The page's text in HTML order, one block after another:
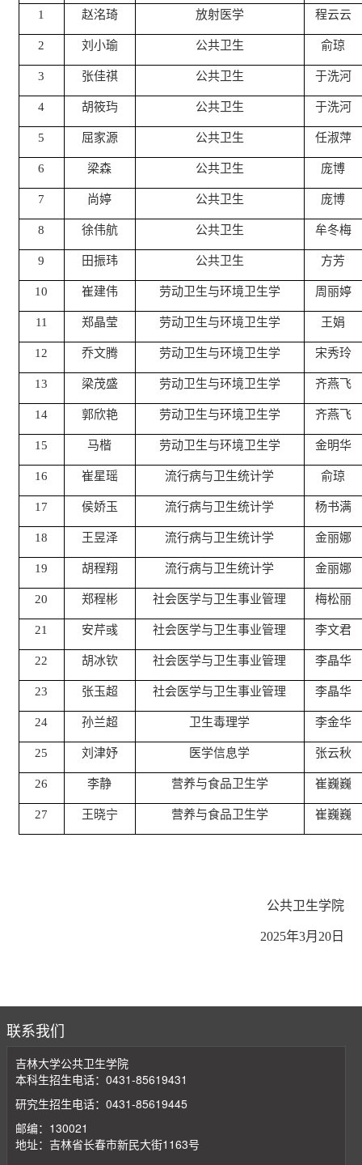
1 赵洺琦 放射医学 程云云
2 刘小瑜 公共卫生 俞琼
3 张佳祺 公共卫生 于洗河
4 胡筱玙 公共卫生 于洗河
5 屈家源 公共卫生 任淑萍
6 梁森 公共卫生 庞博
7 尚婷 公共卫生 庞博
8 徐伟航 公共卫生 牟冬梅
9 田振玮 公共卫生 方芳
10 崔建伟 劳动卫生与环境卫生学 周丽婷
11 郑晶莹 劳动卫生与环境卫生学 王娟
12 乔文腾 劳动卫生与环境卫生学 宋秀玲
13 梁茂盛 劳动卫生与环境卫生学 齐燕飞
14 郭欣艳 劳动卫生与环境卫生学 齐燕飞
15 马楷 劳动卫生与环境卫生学 金明华
16 崔星瑶 流行病与卫生统计学 俞琼
17 侯娇玉 流行病与卫生统计学 杨书满
18 王昱泽 流行病与卫生统计学 金丽娜
19 胡程翔 流行病与卫生统计学 金丽娜
20 郑程彬 社会医学与卫生事业管理 梅松丽
21 安芹彧 社会医学与卫生事业管理 李文君
22 胡冰钦 社会医学与卫生事业管理 李晶华
23 张玉超 社会医学与卫生事业管理 李晶华
24 孙兰超 卫生毒理学 李金华
25 刘津妤 医学信息学 张云秋
26 李静 营养与食品卫生学 崔巍巍
27 王晓宁 营养与食品卫生学 崔巍巍
公共卫生学院
2025年3月20日
联系我们
吉林大学公共卫生学院
本科生招生电话：0431-85619431
研究生招生电话：0431-85619445
邮编：130021
地址：吉林省长春市新民大街1163号